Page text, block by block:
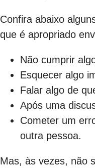
Confira abaixo
que é apropriado
Não cumprir
Esquecer algo
Falar algo de
Após uma
Cometer um
outra pessoa.
Mas, às vezes, não